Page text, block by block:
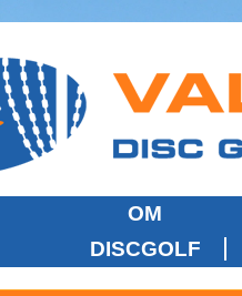
OM
DISCGOLF